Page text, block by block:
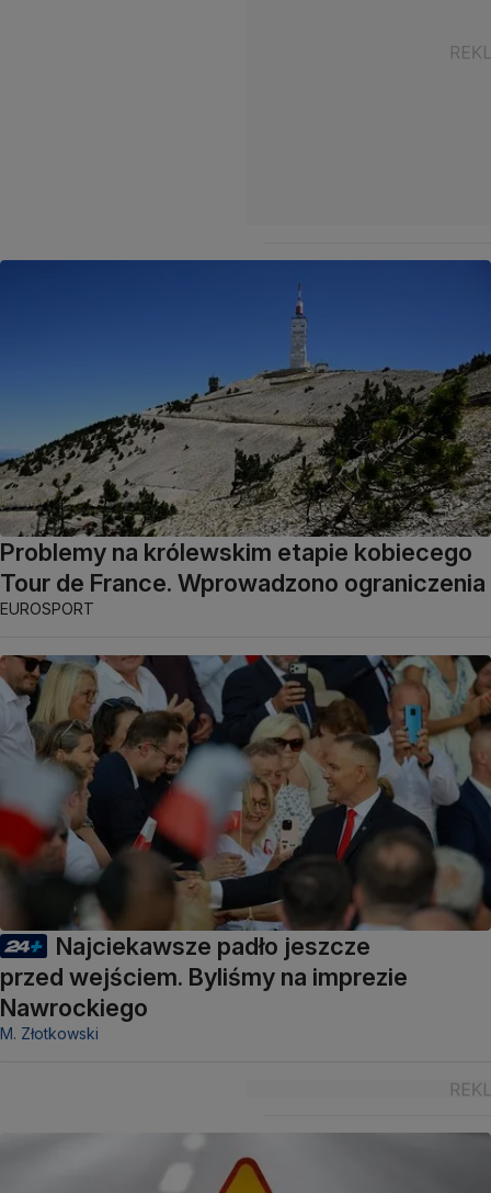
Problemy na królewskim etapie kobiecego
Tour de France. Wprowadzono ograniczenia
EUROSPORT
Najciekawsze padło jeszcze
przed wejściem. Byliśmy na imprezie
Nawrockiego
M. Złotkowski